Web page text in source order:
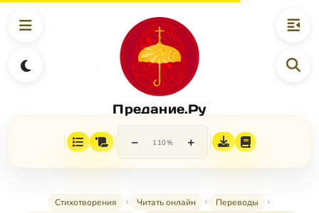
Предание.Ру
− 110% +
Стихотворения Читать онлайн
Переводы